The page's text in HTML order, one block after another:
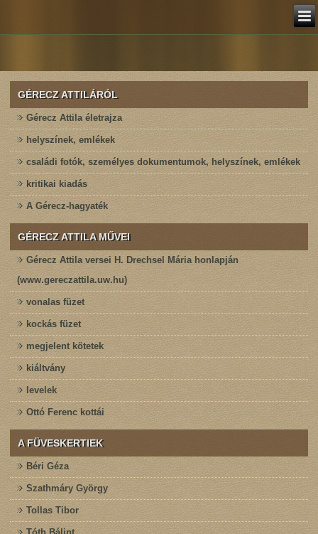
GÉRECZ ATTILÁRÓL
Gérecz Attila életrajza
helyszínek, emlékek
családi fotók, személyes dokumentumok, helyszínek, emlékek
kritikai kiadás
A Gérecz-hagyaték
GÉRECZ ATTILA MŰVEI
Gérecz Attila versei H. Drechsel Mária honlapján
(www.gereczattila.uw.hu)
vonalas füzet
kockás füzet
megjelent kötetek
kiáltvány
levelek
Ottó Ferenc kottái
A FÜVESKERTIEK
Béri Géza
Szathmáry György
Tollas Tibor